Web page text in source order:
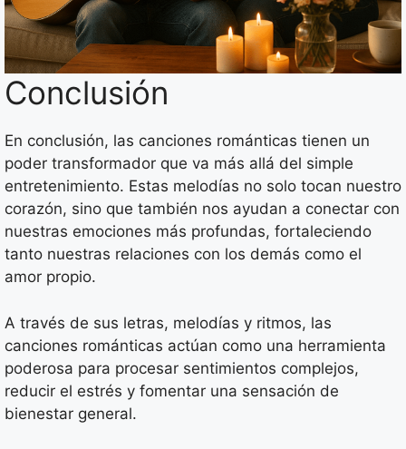
Conclusión
En conclusión, las canciones románticas tienen un
poder transformador que va más allá del simple
entretenimiento. Estas melodías no solo tocan nuestro
corazón, sino que también nos ayudan a conectar con
nuestras emociones más profundas, fortaleciendo
tanto nuestras relaciones con los demás como el
amor propio.
A través de sus letras, melodías y ritmos, las
canciones románticas actúan como una herramienta
poderosa para procesar sentimientos complejos,
reducir el estrés y fomentar una sensación de
bienestar general.